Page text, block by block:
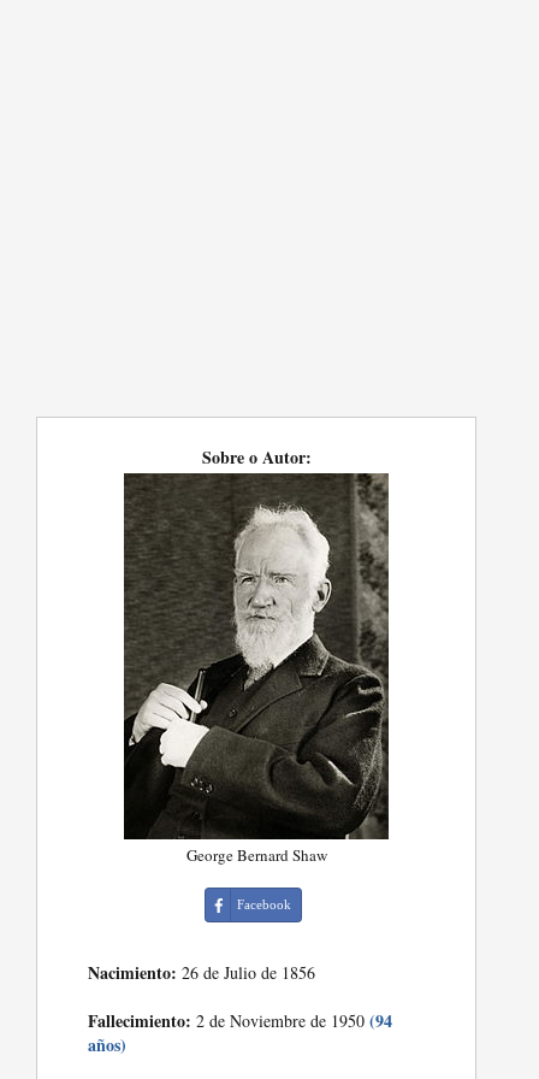
Sobre o Autor:
George Bernard Shaw
Facebook
Nacimiento: 26 de Julio de 1856
Fallecimiento: 2 de Noviembre de 1950(94
años)